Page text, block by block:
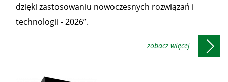
dzięki zastosowaniu nowoczesnych rozwiązań i
technologii - 2026”.